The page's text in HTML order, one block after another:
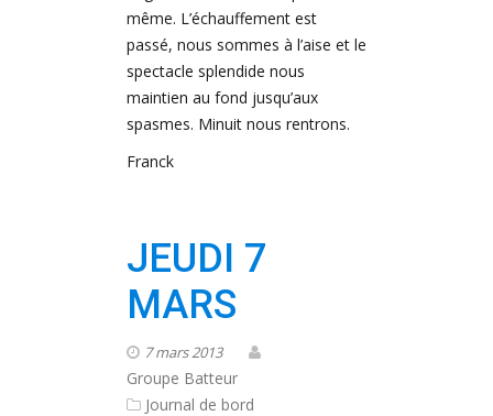
même. L’échauffement est
passé, nous sommes à l’aise et le
spectacle splendide nous
maintien au fond jusqu’aux
spasmes. Minuit nous rentrons.
Franck
JEUDI 7
MARS
7 mars 2013
Groupe Batteur
Journal de bord